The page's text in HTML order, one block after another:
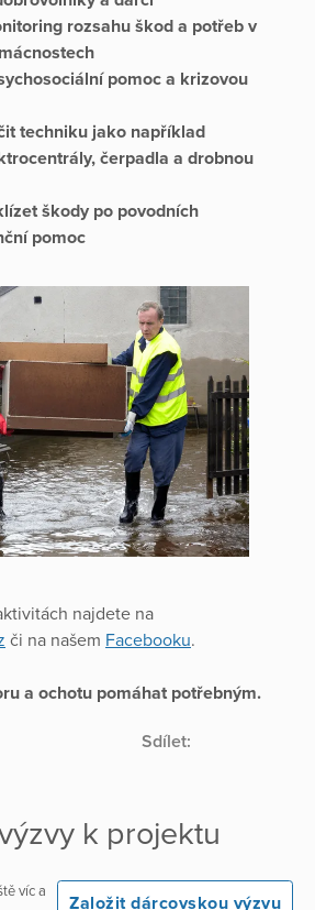
rozsahu škod a potřeb v
pomoc a krizovou
techniku jako například
čerpadla a drobnou
škody po povodních
pomoc
najdete na
či na našem Facebooku.
a ochotu pomáhat potřebným.
Sdílet:
k projektu
víc a
Založit dárcovskou výzvu